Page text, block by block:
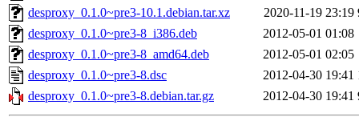
desproxy_0.1.0~pre3-10.1.debian.tar.xz
2020-11-19 23:19
desproxy_0.1.0~pre3-8_i386.deb
2012-05-01 01:08
desproxy_0.1.0~pre3-8_amd64.deb
2012-05-01 02:05
desproxy_0.1.0~pre3-8.dsc
2012-04-30 19:41
desproxy_0.1.0~pre3-8.debian.tar.gz
2012-04-30 19:41